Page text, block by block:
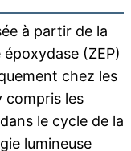
à partir de la
(ZEP)
chez les
compris les
le cycle de la
lumineuse